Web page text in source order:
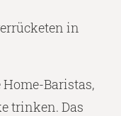
in
Baristas,
trinken. Das